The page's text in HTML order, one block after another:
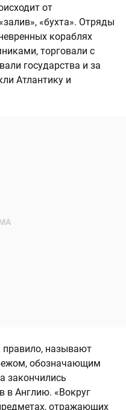
от
«бухта». Отряды
кораблях
торговали с
государства и за
Атлантику и
правило, называют
обозначающим
закончились
в Англию. «Вокруг
отражающих